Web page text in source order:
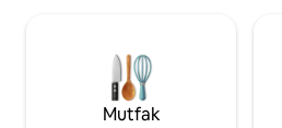
ısıtmalı havuz. Ev etkinlikler için uygun
Mutfak